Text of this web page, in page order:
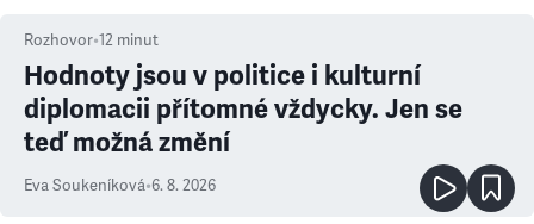
Rozhovor•12 minut
Hodnoty jsou v politice i kulturní
diplomacii přítomné vždycky. Jen se
teď možná změní
Eva Soukeníková•6. 8. 2026